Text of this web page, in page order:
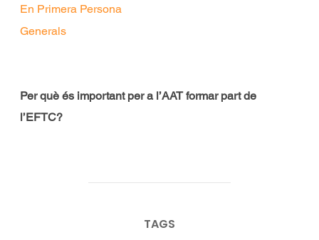
En Primera Persona
Generals
Per què és important per a l’AAT formar part de
l’EFTC?
TAGS